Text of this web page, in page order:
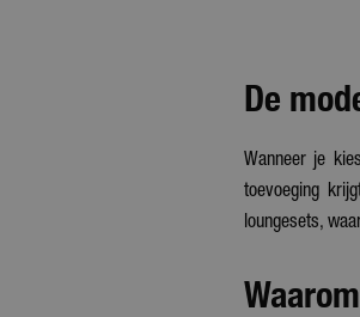
De
Wanneer je
toevoeging
loungesets,